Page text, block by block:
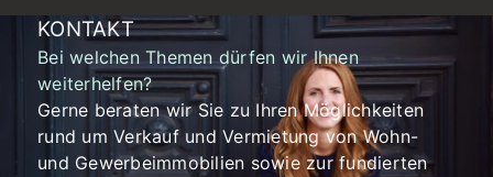
KONTAKT
Bei welchen Themen dürfen wir Ihnen
weiterhelfen?
Gerne beraten wir Sie zu Ihren Möglichkeiten
rund um Verkauf und Vermietung von Wohn-
und Gewerbeimmobilien sowie zur fundierten